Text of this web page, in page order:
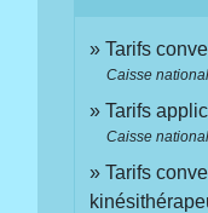
Tarifs
Caisse
Tarifs
Caisse
Tarifs